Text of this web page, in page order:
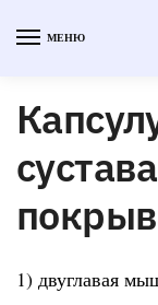
МЕНЮ
1) двуглавая